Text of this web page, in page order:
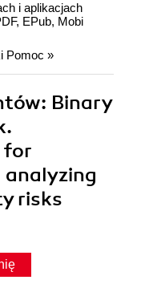
i aplikacjach
EPub, Mobi
Pomoc »
Binary
for
analyzing
risks